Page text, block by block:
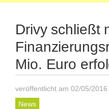
Drivy schließt
Mio. Euro
veröffentlicht am 02/05/2016
News